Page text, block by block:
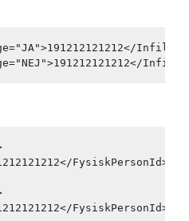
FysiskPersonId>
FysiskPersonId>